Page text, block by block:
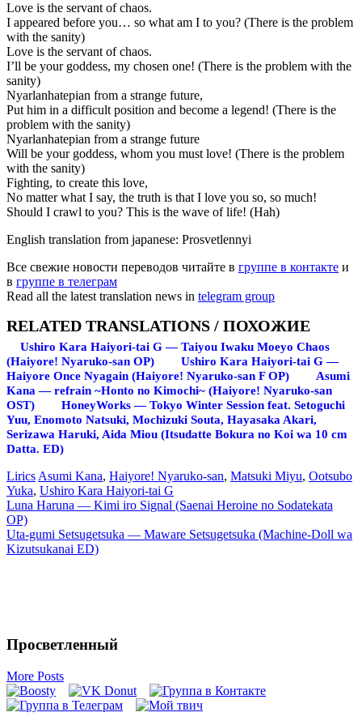
Love is the servant of chaos.
I appeared before you… so what am I to you? (There is the problem
with the sanity)
Love is the servant of chaos.
I’ll be your goddess, my chosen one! (There is the problem with the
sanity)
Nyarlanhatepian from a strange future,
Put him in a difficult position and become a legend! (There is the
problem with the sanity)
Nyarlanhatepian from a strange future
Will be your goddess, whom you must love! (There is the problem
with the sanity)
Fighting, to create this love,
No matter what I say, the truth is that I love you so, so much!
Should I crawl to you? This is the wave of life! (Hah)
English translation from japanese: Prosvetlennyi
Все свежие новости переводов читайте в группе в контакте и
в группе в телеграм
Read all the latest translation news in telegram group
RELATED TRANSLATIONS / ПОХОЖИЕ
Ushiro Kara Haiyori-tai G — Taiyou Iwaku Moeyo Chaos
(Haiyore! Nyaruko-san OP)
Ushiro Kara Haiyori-tai G —
Haiyore Once Nyagain (Haiyore! Nyaruko-san F OP)
Asumi
Kana — refrain ~Honto no Kimochi~ (Haiyore! Nyaruko-san
OST)
HoneyWorks — Tokyo Winter Session feat. Setoguchi
Yuu, Enomoto Natsuki, Mochizuki Souta, Hayasaka Akari,
Serizawa Haruki, Aida Miou (Itsudatte Bokura no Koi wa 10 cm
Datta. ED)
Lirics Asumi Kana, Haiyore! Nyaruko-san, Matsuki Miyu, Ootsubo
Yuka, Ushiro Kara Haiyori-tai G
Запись
навигация
Luna Haruna — Kimi iro Signal (Saenai Heroine no Sodatekata
OP)
Uta-gumi Setsugetsuka — Maware Setsugetsuka (Machine-Doll wa
Kizutsukanai ED)
Просветленный
More Posts